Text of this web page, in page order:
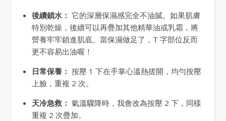
後續鎖水： 它的深層保濕感完全不油膩。如果肌膚
特別乾燥，後續可以再疊加其他精華油或乳霜，將
營養牢牢鎖進肌底。當保濕做足了，T 字部位反而
更不容易出油喔！
日常保養： 按壓 1 下在手掌心溫熱搓開，均勻按壓
上臉，重複 2 次。
天冷急救： 氣溫驟降時，我會改為按壓 2 下，同樣
重複 2 次疊加。